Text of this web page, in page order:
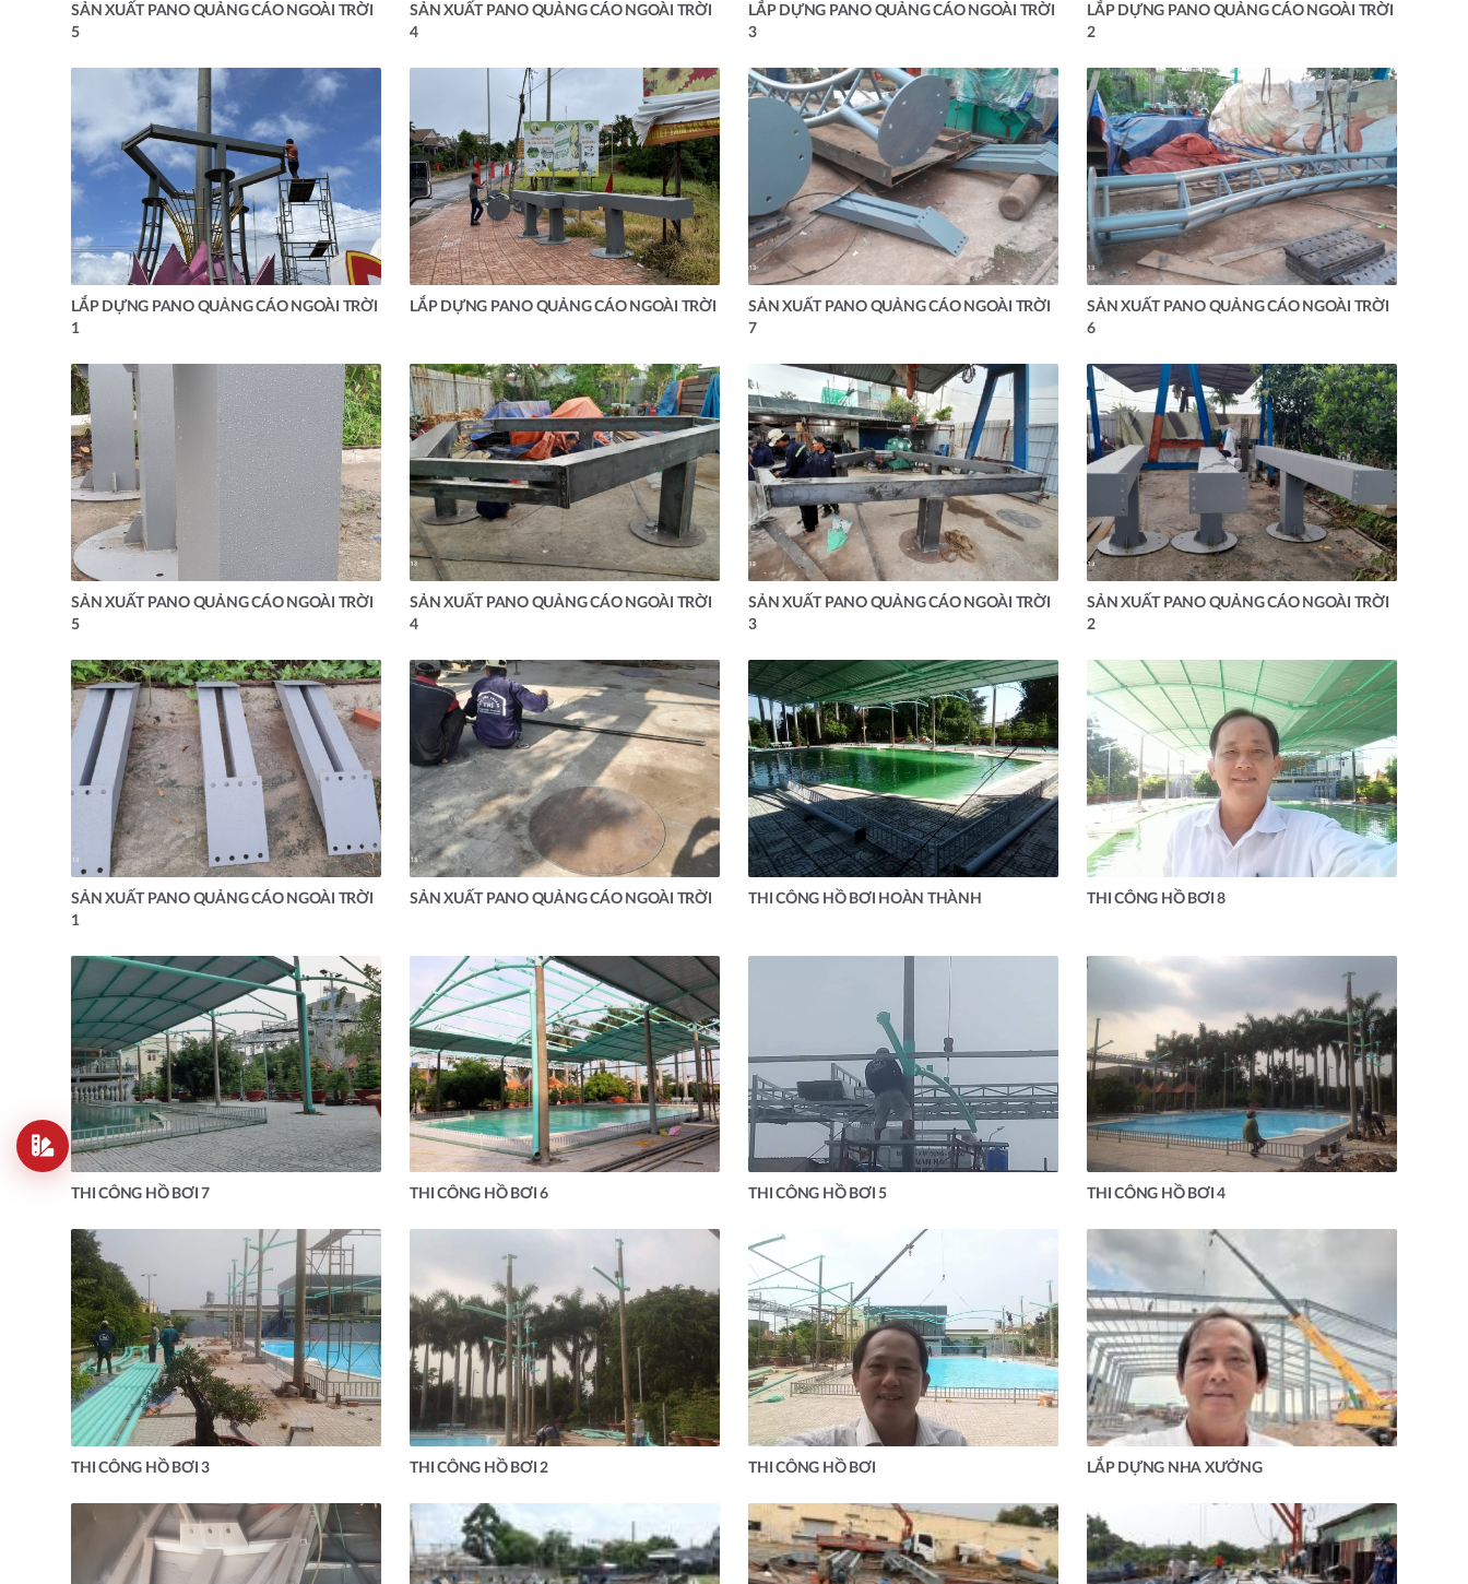
SẢN XUẤT PANO QUẢNG CÁO NGOÀI TRỜI
5
SẢN XUẤT PANO QUẢNG CÁO NGOÀI TRỜI
4
LẮP DỰNG PANO QUẢNG CÁO NGOÀI TRỜI
3
LẮP DỰNG PANO QUẢNG CÁO NGOÀI TRỜI
2
LẮP DỰNG PANO QUẢNG CÁO NGOÀI TRỜI
1
LẮP DỰNG PANO QUẢNG CÁO NGOÀI TRỜI
SẢN XUẤT PANO QUẢNG CÁO NGOÀI TRỜI
7
SẢN XUẤT PANO QUẢNG CÁO NGOÀI TRỜI
6
SẢN XUẤT PANO QUẢNG CÁO NGOÀI TRỜI
5
SẢN XUẤT PANO QUẢNG CÁO NGOÀI TRỜI
4
SẢN XUẤT PANO QUẢNG CÁO NGOÀI TRỜI
3
SẢN XUẤT PANO QUẢNG CÁO NGOÀI TRỜI
2
SẢN XUẤT PANO QUẢNG CÁO NGOÀI TRỜI
1
SẢN XUẤT PANO QUẢNG CÁO NGOÀI TRỜI THI CÔNG HỒ BƠI HOÀN THÀNH THI CÔNG HỒ BƠI 8
THI CÔNG HỒ BƠI 7 THI CÔNG HỒ BƠI 6 THI CÔNG HỒ BƠI 5 THI CÔNG HỒ BƠI 4
THI CÔNG HỒ BƠI 3 THI CÔNG HỒ BƠI 2 THI CÔNG HỒ BƠI LẮP DỰNG NHA XƯỞNG